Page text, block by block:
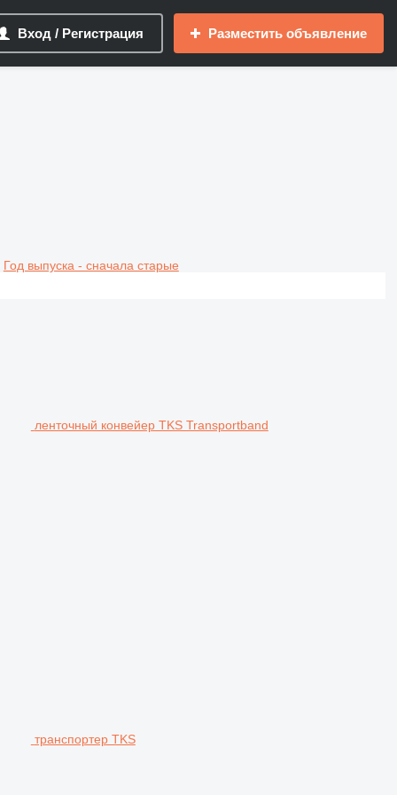
Вход / Регистрация Разместить объявление
Год выпуска - сначала старые
ленточный конвейер TKS Transportband
транспортер TKS